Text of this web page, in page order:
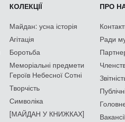
КОЛЕКЦІЇ
Майдан: усна історія
Агітація
Боротьба
Меморіальні предмети
Героїв Небесної Сотні
Творчість
Символіка
[МАЙДАН У КНИЖКАХ]
ПРО
Ради